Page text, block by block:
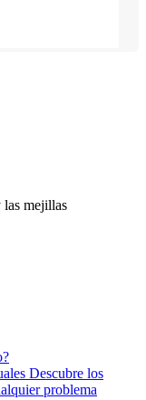
las mejillas
Descubre los
problema